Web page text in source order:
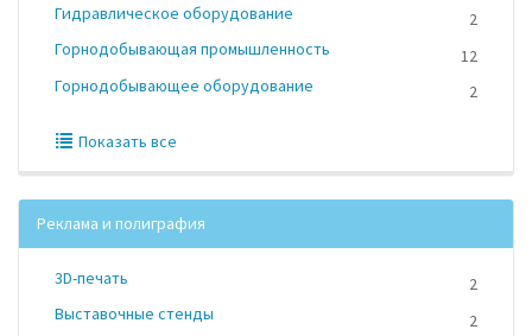
Гидравлическое оборудование
2
Горнодобывающая промышленность
12
Горнодобывающее оборудование
2
Показать все
Реклама и полиграфия
3D-печать
2
Выставочные стенды
2